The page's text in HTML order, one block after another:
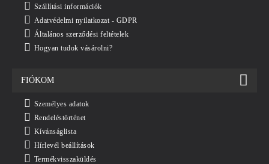
Szállítási információk
Adatvédelmi nyilatkozat - GDPR
Általános szerződési feltételek
Hogyan tudok vásárolni?
FIÓKOM
Személyes adatok
Rendeléstörténet
Kívánságlista
Hírlevél beállítások
Termékvisszaküldés